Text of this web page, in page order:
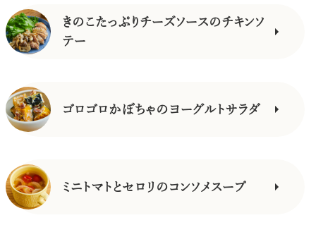
きのこたっぷりチーズソースのチキンソ
テー
ゴロゴロかぼちゃのヨーグルトサラダ
ミニトマトとセロリのコンソメスープ